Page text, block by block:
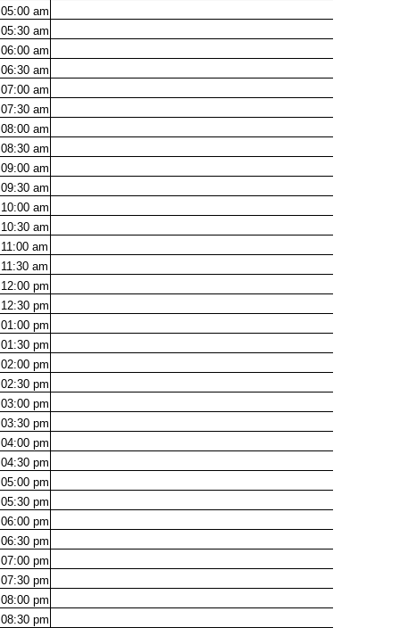
05:00 am
05:30 am
06:00 am
06:30 am
07:00 am
07:30 am
08:00 am
08:30 am
09:00 am
09:30 am
10:00 am
10:30 am
11:00 am
11:30 am
12:00 pm
12:30 pm
01:00 pm
01:30 pm
02:00 pm
02:30 pm
03:00 pm
03:30 pm
04:00 pm
04:30 pm
05:00 pm
05:30 pm
06:00 pm
06:30 pm
07:00 pm
07:30 pm
08:00 pm
08:30 pm